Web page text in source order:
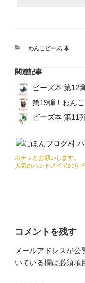
カ
リ
わんこビーズ, 本
関連記事
ビーズ本 第12
第19弾！わん
ビーズ本 第11
ポチッとお願いします。
人気のハンドメイドのサ
コメントを残す
メールアドレスが公
いている欄は必須項